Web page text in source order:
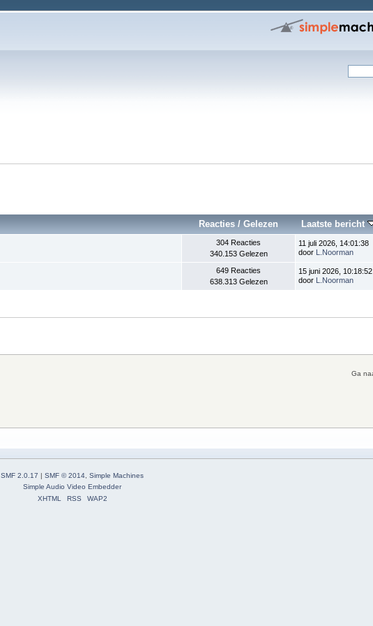
Reacties/ Gelezen Laatste bericht
304 Reacties
340.153 Gelezen
11 juli 2026, 14:01:38
door L.Noorman
649 Reacties
638.313 Gelezen
15 juni 2026, 10:18:52
door L.Noorman
Ga
SMF 2.0.17 | SMF © 2014, Simple Machines
Simple Audio Video Embedder
XHTML
RSS WAP2